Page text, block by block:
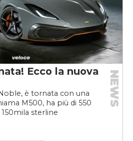
Ecco la nuova
è tornata con una
M500, ha più di 550
sterline
NEWS